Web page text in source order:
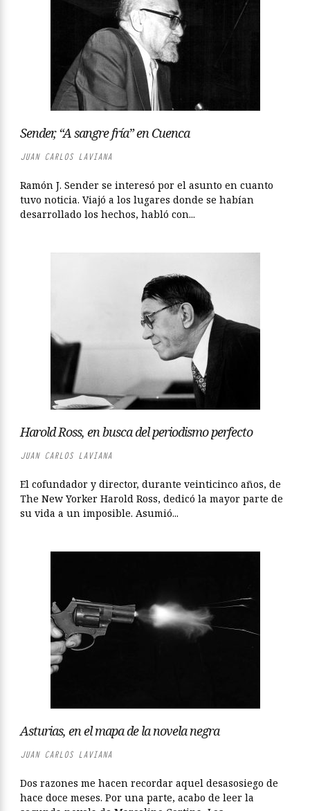
Sender, “A sangre fría” en Cuenca
JUAN CARLOS LAVIANA
Ramón J. Sender se interesó por el asunto en cuanto
tuvo noticia. Viajó a los lugares donde se habían
desarrollado los hechos, habló con...
Harold Ross, en busca del periodismo perfecto
JUAN CARLOS LAVIANA
El cofundador y director, durante veinticinco años, de
The New Yorker Harold Ross, dedicó la mayor parte de
su vida a un imposible. Asumió...
Asturias, en el mapa de la novela negra
JUAN CARLOS LAVIANA
Dos razones me hacen recordar aquel desasosiego de
hace doce meses. Por una parte, acabo de leer la